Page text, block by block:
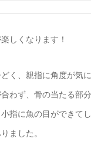
しくなります！
く、親指に角度が気
わず、骨の当たる部
指に魚の目ができて
ました。